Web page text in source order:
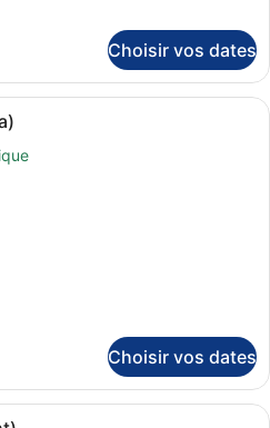
Choisir vos dates
Une chambre d’hôtel moderne
Choisir vos dates
Une chambre d’hôtel moderne